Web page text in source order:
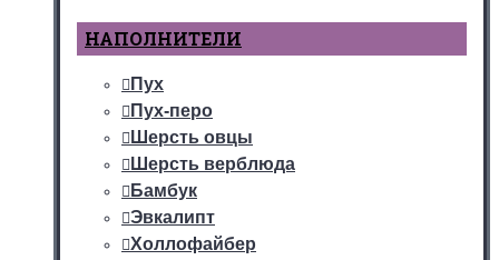
НАПОЛНИТЕЛИ
Пух
Пух-перо
Шерсть овцы
Шерсть верблюда
Бамбук
Эвкалипт
Холлофайбер